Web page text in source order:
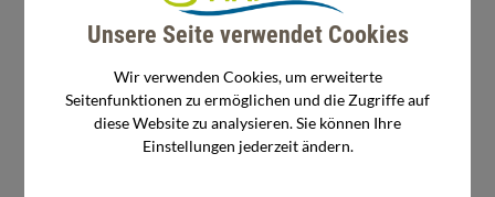
Etappe 7 - St. Peter in der Au nach
Wolfsbach
Markt
Unsere Seite verwendet Cookies
Wir verwenden Cookies, um erweiterte
Seitenfunktionen zu ermöglichen und die Zugriffe auf
diese Website zu analysieren. Sie können Ihre
Einstellungen jederzeit ändern.